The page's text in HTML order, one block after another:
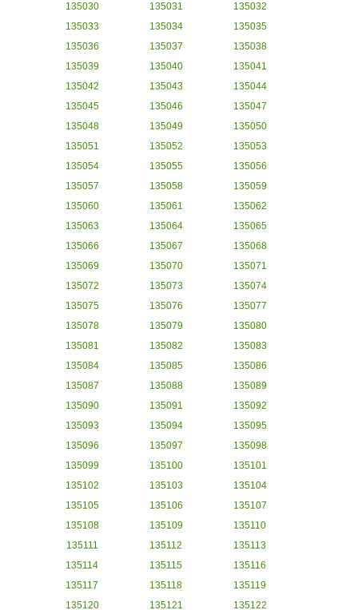
135030 135031
135032
135033
135034
135035
135036
135037
135038
135039
135040
135041
135042
135043
135044
135045
135046
135047
135048
135049
135050
135051
135052
135053
135054
135055
135056
135057
135058
135059
135060
135061
135062
135063
135064
135065
135066
135067
135068
135069
135070
135071
135072
135073
135074
135075
135076
135077
135078
135079
135080
135081
135082
135083
135084
135085
135086
135087
135088
135089
135090
135091
135092
135093
135094
135095
135096
135097
135098
135099
135100
135101
135102
135103
135104
135105
135106
135107
135108
135109
135110
135111
135112
135113
135114
135115
135116
135117
135118
135119
135120
135121 135122